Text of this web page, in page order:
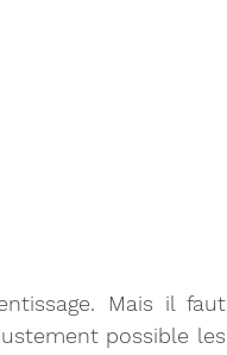
Mais il faut
possible les